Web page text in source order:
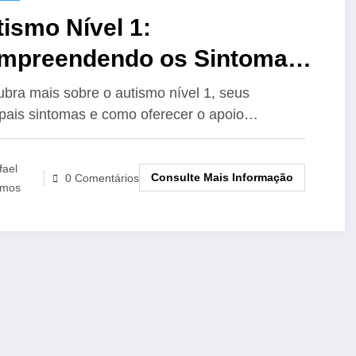
Nível 1:
os Sintomas e
Necessário
mais sobre o autismo nível 1, seus
sintomas e como oferecer o apoio…
0 Comentários Consulte Mais Informação